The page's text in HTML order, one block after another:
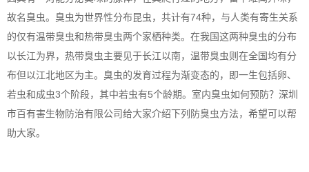
故名臭虫。臭虫为世界性分布昆虫，共计有74种，与人类有寄生关系
的仅有温带臭虫和热带臭虫两个家栖种类。在我国这两种臭虫的分布
以长江为界，热带臭虫主要见于长江以南，温带臭虫则在全国均有分
布但以江北地区为主。臭虫的发育过程为渐变态的，即一生包括卵、
若虫和成虫3个阶段，其中若虫有5个龄期。室内臭虫如何预防？深圳
市百有害生物防治有限公司给大家介绍下列防臭虫方法，希望可以帮
助大家。